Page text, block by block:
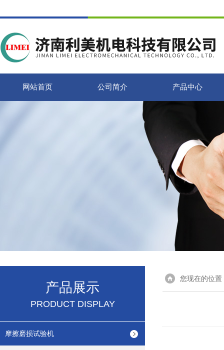
网站首页 公司简介 产品中心
产品展示
PRODUCT DISPLAY
摩擦磨损试验机
您现在的位置